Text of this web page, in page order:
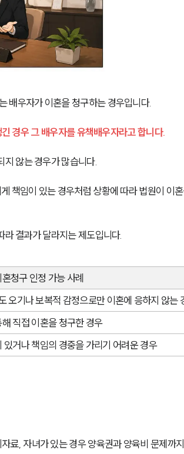
배우자가 이혼을 청구하는 경우입니다.
경우 그 배우자를 유책배우자라고 합니다.
않는 경우가 많습니다.
책임이 있는 경우처럼 상황에 따라 법원이 이
결과가 달라지는 제도입니다.
청구 인정 가능 사례
오기나 보복적 감정으로만 이혼에 응하지 않는
직접 이혼을 청구한 경우
거나 책임의 경중을 가리기 어려운 경우
료, 자녀가 있는 경우 양육권과 양육비 문제까